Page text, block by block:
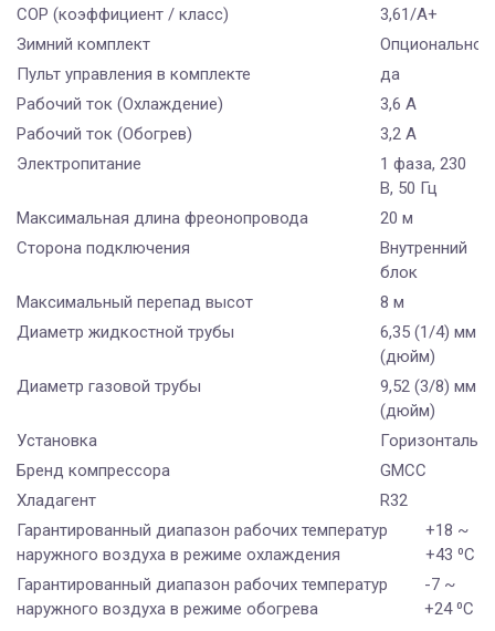
COP (коэффициент / класс)
3,61/A+
Зимний комплект
Опционально
Пульт управления в комплекте
да
Рабочий ток (Охлаждение)
3,6 A
Рабочий ток (Обогрев)
3,2 А
Электропитание
1 фаза, 230
В, 50 Гц
Максимальная длина фреонопровода
20 м
Сторона подключения
Внутренний
блок
Максимальный перепад высот
8 м
Диаметр жидкостной трубы
6,35 (1/4) мм
(дюйм)
Диаметр газовой трубы
9,52 (3/8) мм
(дюйм)
Установка
Бренд компрессора
GMCC
Хладагент
R32
Гарантированный диапазон рабочих температур
наружного воздуха в режиме охлаждения
+18 ~
+43 ⁰С
Гарантированный диапазон рабочих температур
наружного воздуха в режиме обогрева
-7 ~
+24 ⁰С